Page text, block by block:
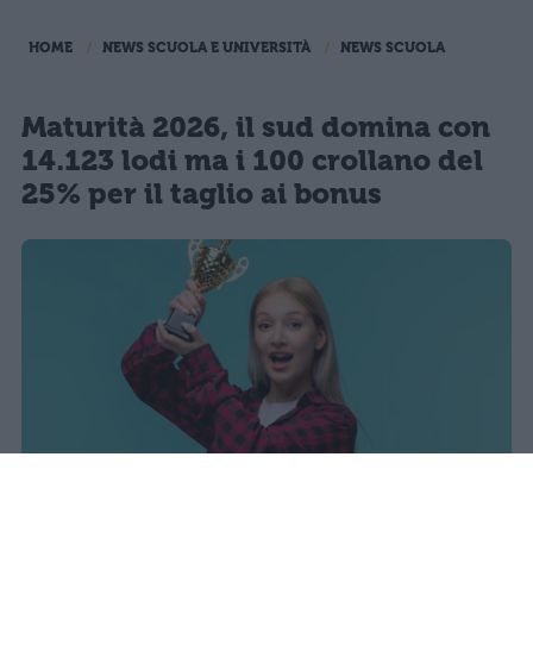
HOME NEWS SCUOLA E UNIVERSITÀ NEWS SCUOLA
Maturità 2026, il sud domina con
14.123 lodi ma i 100 crollano del
25% per il taglio ai bonus